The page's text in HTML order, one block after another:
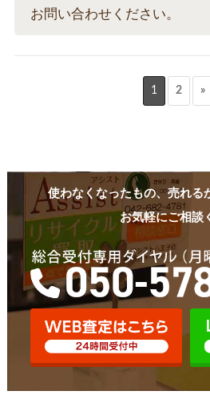
お問い合わせください。
1 2 »
使わなくなったもの、売れる
お気軽にご相談